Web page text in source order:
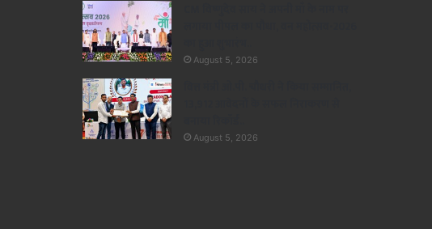
August 5, 2026
August 5, 2026